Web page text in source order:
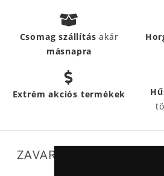
Csomag szállításakár
másnapra
Extrém akciós termékek
ZAVARTALAN